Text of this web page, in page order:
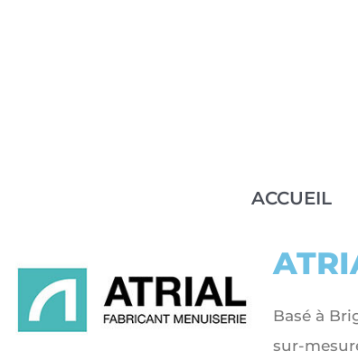
ACCUEIL
Basé à
sur-